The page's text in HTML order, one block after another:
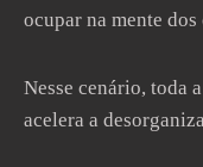
ocupar na mente dos
Nesse cenário, toda
acelera a